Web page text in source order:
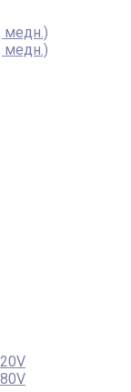
медн.)
медн.)